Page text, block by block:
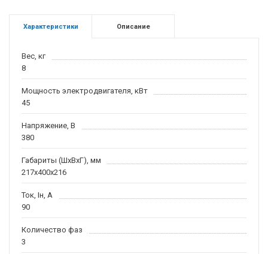
Характеристики Описание
Вес, кг
8
Мощность электродвигателя, кВт
45
Напряжение, В
380
Габариты (ШхВхГ), мм
217х400х216
Ток, Iн, А
90
Количество фаз
3